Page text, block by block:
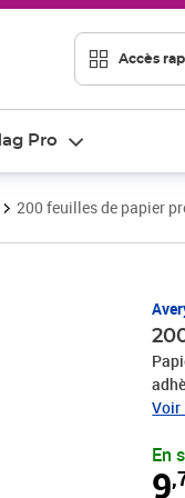
Accès
Pro
200 feuilles de papier
Papier
Voir
En
9
Prix